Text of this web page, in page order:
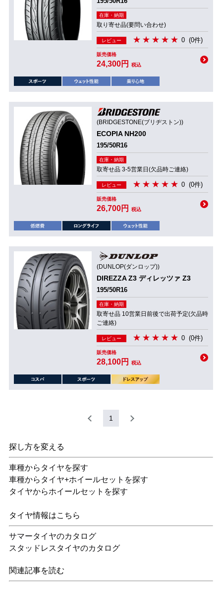
在庫・納期
取り寄せ品(要問い合わせ)
レビュー 0 (0件)
販売価格
24,300円 税込
(BRIDGESTONE(ブリヂストン))
ECOPIA NH200
195/50R16
在庫・納期
取寄せ品 3-5営業日(欠品時ご連絡)
レビュー 0 (0件)
販売価格
26,700円 税込
(DUNLOP(ダンロップ))
DIREZZA Z3 ディレッツァ Z3
195/50R16
在庫・納期
取寄せ品 10営業日前後で出荷予定(欠品時
ご連絡)
レビュー 0 (0件)
販売価格
28,100円 税込
1
探し方を変える
車種からタイヤを探す
車種からタイヤ+ホイールセットを探す
タイヤからホイールセットを探す
タイヤ情報はこちら
サマータイヤのカタログ
スタッドレスタイヤのカタログ
関連記事を読む